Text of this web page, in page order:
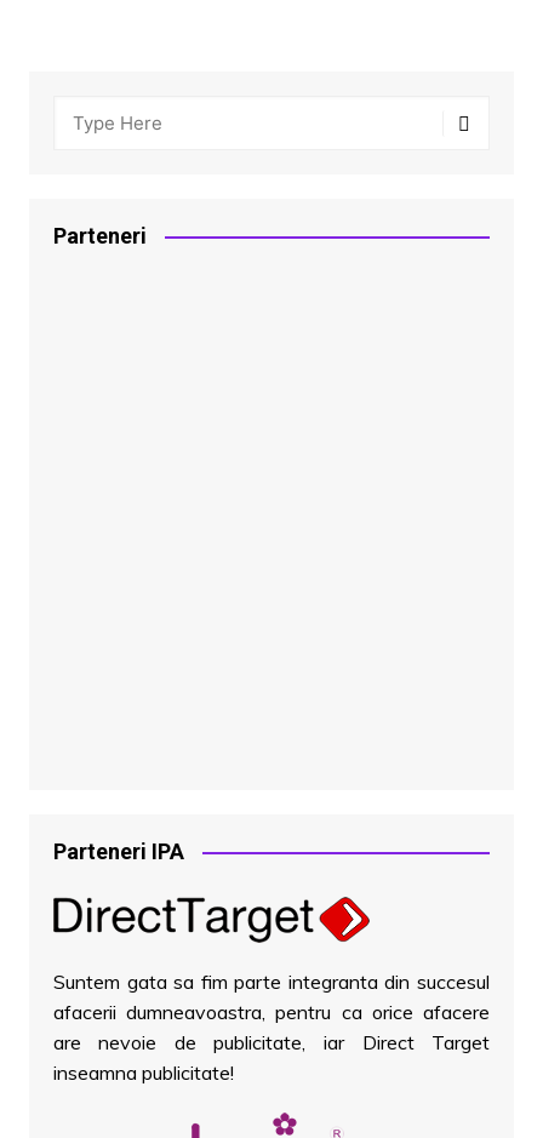
Parteneri
Parteneri IPA
Suntem gata sa fim parte integranta din succesul
afacerii dumneavoastra, pentru ca orice afacere
are nevoie de publicitate, iar Direct Target
inseamna publicitate!